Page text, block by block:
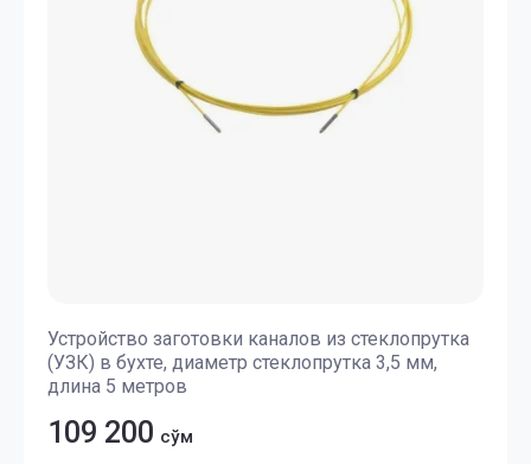
Устройство заготовки каналов из стеклопрутка
(УЗК) в бухте, диаметр стеклопрутка 3,5 мм,
длина 5 метров
109 200 сўм